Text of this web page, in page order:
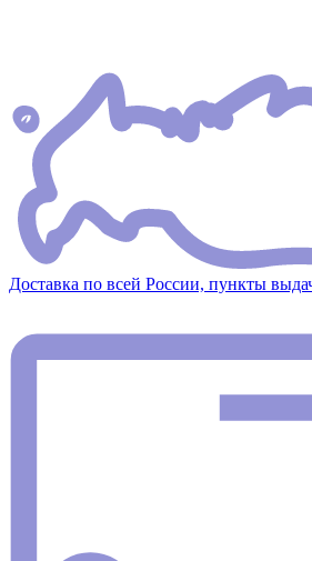
Доставка по всей России, пункты